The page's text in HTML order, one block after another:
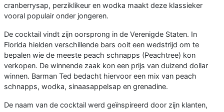
cranberrysap, perziklikeur en wodka maakt deze klassieker
vooral populair onder jongeren.
De cocktail vindt zijn oorsprong in de Verenigde Staten. In
Florida hielden verschillende bars ooit een wedstrijd om te
bepalen wie de meeste peach schnapps (Peachtree) kon
verkopen. De winnende zaak kon een prijs van duizend dollar
winnen. Barman Ted bedacht hiervoor een mix van peach
schnapps, wodka, sinaasappelsap en grenadine.
De naam van de cocktail werd geïnspireerd door zijn klanten,